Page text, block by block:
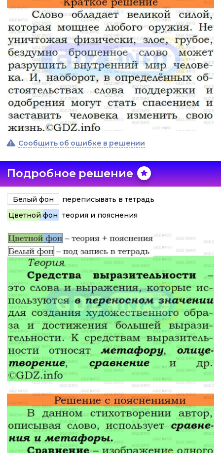
Сообщить об ошибке в решении
Подробное решение
Белый фон
переписывать в тетрадь
Цветной фон теория и пояснения